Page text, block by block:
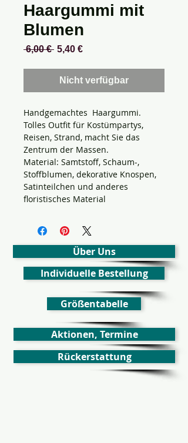
Haargummi mit
Blumen
6,00 € Standardpreis
5,40 €Sale-
Nicht verfügbar
Handgemachtes Haargummi.
Tolles Outfit für Kostümpartys,
Reisen, Strand, macht Sie das
Zentrum der Massen.
Material: Samtstoff, Schaum-,
Stoffblumen, dekorative Knospen,
Satinteilchen und anderes
floristisches Material
Über Uns
Individuelle Bestellung
Größentabelle
Aktionen, Termine
Rückerstattung